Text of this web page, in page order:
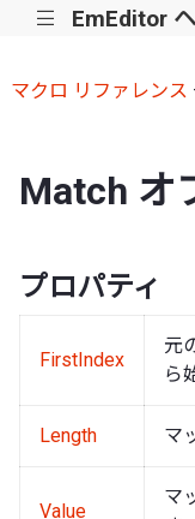
||| EmEditor
マクロ リファレンス
Match オ
プロパティ
FirstIndex
元
ら
Length マ
Value
マ